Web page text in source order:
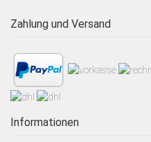
Zahlung und Versand
Informationen